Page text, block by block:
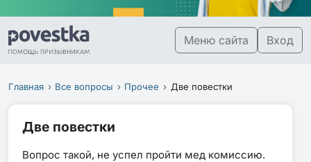
Меню сайта Вход
Главная Все вопросы Прочее Две повестки
Две повестки
Вопрос такой, не успел пройти мед комиссию.